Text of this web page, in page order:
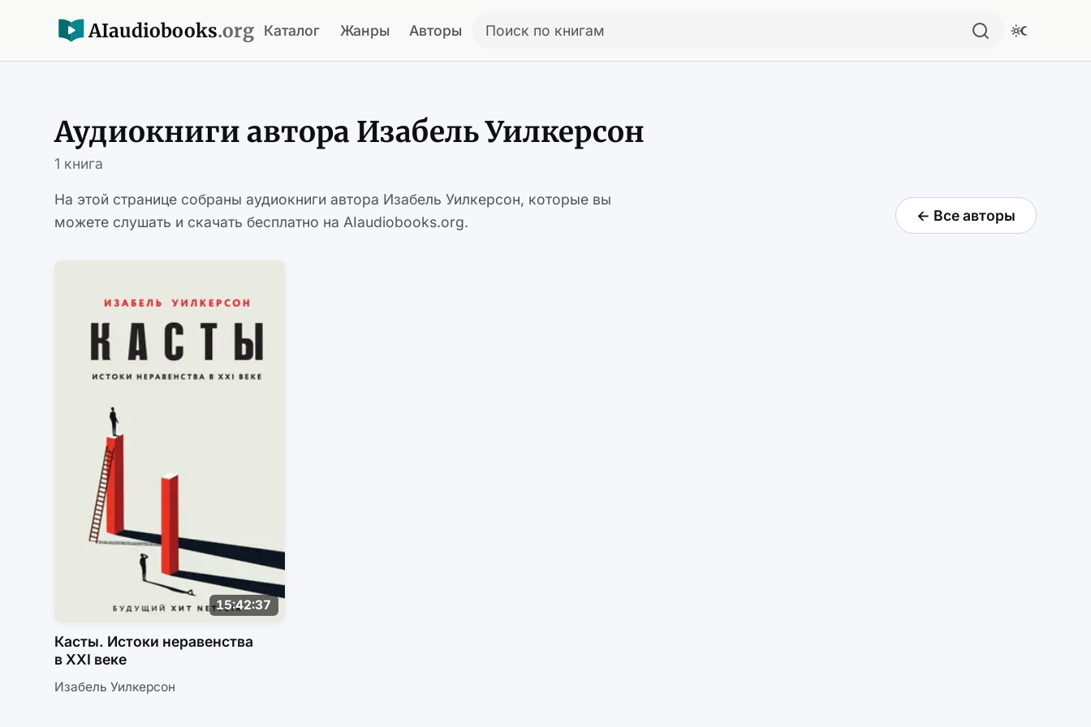
AIaudiobooks.org Каталог Жанры Авторы Поиск по книгам
Аудиокниги автора Изабель Уилкерсон
1 книга
На этой странице собраны аудиокниги автора Изабель Уилкерсон, которые вы
можете слушать и скачать бесплатно на AIaudiobooks.org.
← Все авторы
15:42:37
Касты. Истоки неравенства
в XXI веке
Изабель Уилкерсон